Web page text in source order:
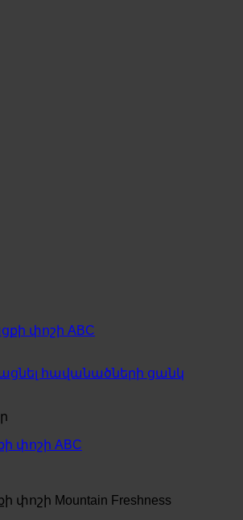
հավանածների ցանկ
փոշի ABC
Mountain Freshness